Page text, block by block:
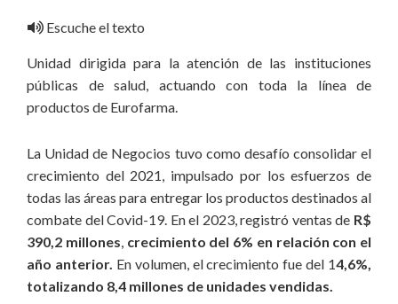
Escuche el texto
Unidad dirigida para la atención de las instituciones
públicas de salud, actuando con toda la línea de
productos de Eurofarma.
La Unidad de Negocios tuvo como desafío consolidar el
crecimiento del 2021, impulsado por los esfuerzos de
todas las áreas para entregar los productos destinados al
combate del Covid-19. En el 2023, registró ventas de R$
390,2 millones, crecimiento del 6% en relación con el
año anterior. En volumen, el crecimiento fue del 14,6%,
totalizando 8,4 millones de unidades vendidas.